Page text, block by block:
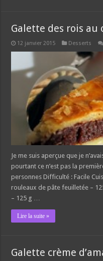
Galette des rois au
12 janvier 2015 Desserts
Je me suis aperçue que je
pourtant ce n’est pas la
personnes Difficulté : Facile
rouleaux de pâte feuilletée –
– 125 g …
Lire la suite »
Galette crème